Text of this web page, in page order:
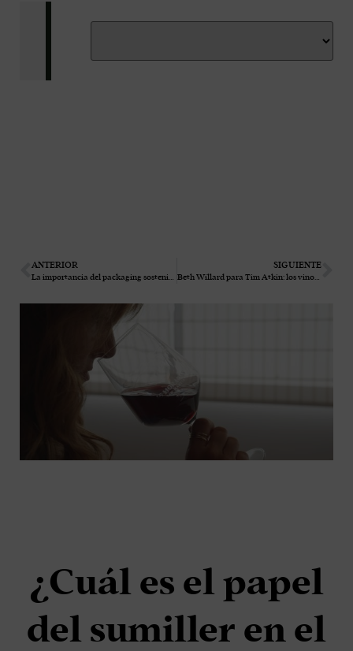
ANTERIOR
La importancia del packaging sostenible en el vino: menos impacto más conciencia
SIGUIENTE
Beth Willard para Tim Atkin: los vinos de Las Moradas en el top 100 de la sierra de Gredos
¿Cuál es el papel
del sumiller en el